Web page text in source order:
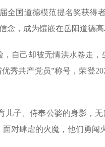
国道德模范提名奖获得
念，成为镶嵌在岳阳道德高
自己却被无情洪水卷走
秀共产党员”称号，荣登
子、侍奉公婆的身影，
对肆虐的火魔，他们勇闯